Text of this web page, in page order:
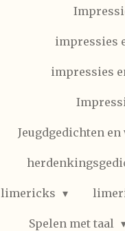
impressies
impressies
Jeugdgedichten en
limericks
Spelen met taal